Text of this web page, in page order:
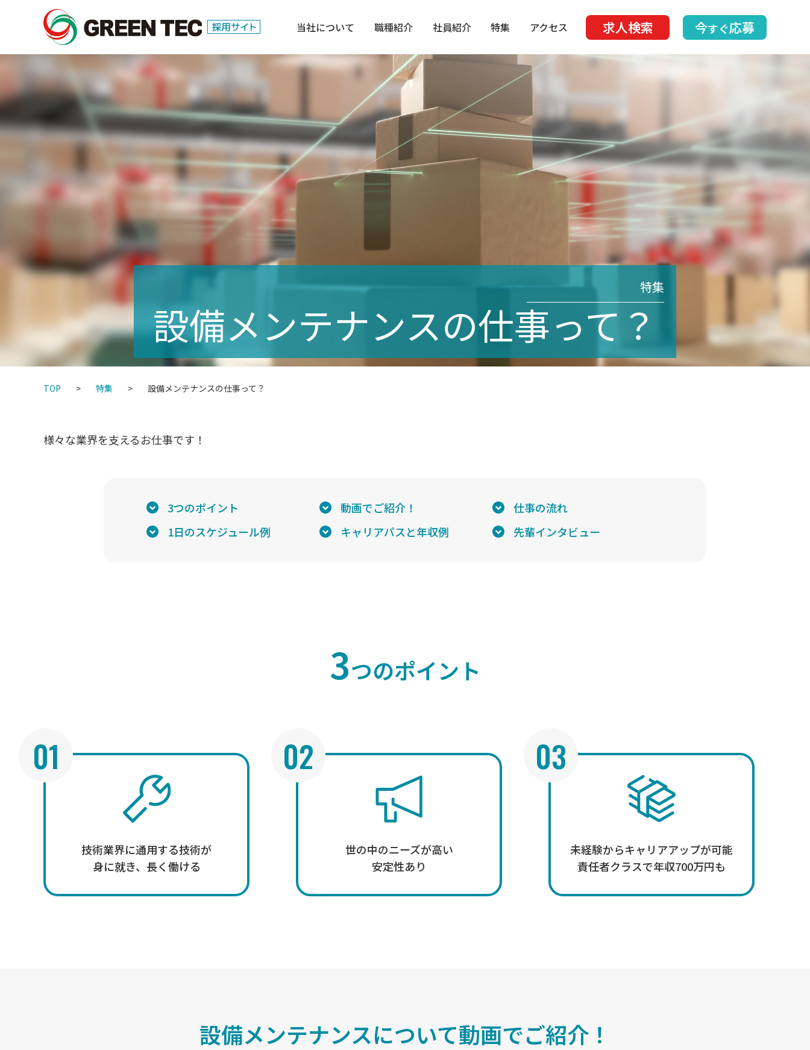
当社について 職種紹介 社員紹介 特集 アクセス 求人検索 今すぐ応募
特集
設備メンテナンスの仕事って？
TOP 特集 設備メンテナンスの仕事って？
様々な業界を支えるお仕事です！
3つのポイント 動画でご紹介！
仕事の流れ
1日のスケジュール例
キャリアパスと年収例 先輩インタビュー
3つのポイント
技術業界に通用する技術が
身に就き、長く働ける
世の中のニーズが高い
安定性あり
未経験からキャリアアップが可能
責任者クラスで年収700万円も
設備メンテナンスについて動画でご紹介！